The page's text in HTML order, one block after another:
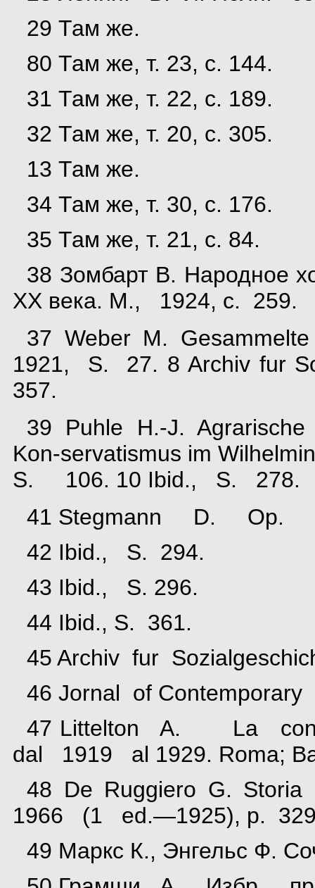
29 Там же.
80 Там же, т. 23, с. 144.
31 Там же, т. 22, с. 189.
32 Там же, т. 20, с. 305.
13 Там же.
34 Там же, т. 30, с. 176.
35 Там же, т. 21, с. 84.
38 Зомбарт В. Народное
XX века. М., 1924, с. 259.
37 Weber M.
1921, S. 27. 8 Archiv fur
357.
39 Puhle H.-J. Agrarische
Kon-servatismus im
S. 106. 10 Ibid., S. 278.
41 Stegmann D. Op.
42 Ibid., S. 294.
43 Ibid., S. 296.
44 Ibid., S. 361.
45 Archiv fur
46 Jornal of
47 Littelton A. La
dal 1919 al 1929. Roma;
48 De Ruggiero G.
1966 (1 ed.—1925), p.
49 Маркс К., Энгельс Ф.